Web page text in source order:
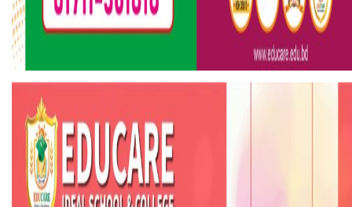
হলিউডে নতুন প্রেমের গুঞ্জন